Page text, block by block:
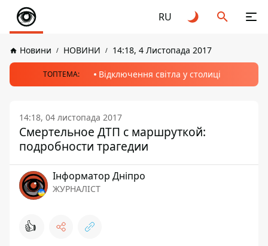
RU
Новини НОВИНИ 14:18, 4 Листопада 2017
ТОПТЕМА: Відключення світла у столиці
14:18, 04 листопада 2017
Смертельное ДТП с маршруткой:
подробности трагедии
Інформатор Дніпро
ЖУРНАЛІСТ
👍